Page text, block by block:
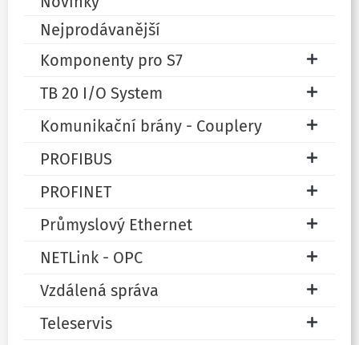
Nejprodávanější
Komponenty pro S7
TB 20 I/O System
Komunikační brány - Couplery
PROFIBUS
PROFINET
Průmyslový Ethernet
NETLink - OPC
Vzdálená správa
Teleservis